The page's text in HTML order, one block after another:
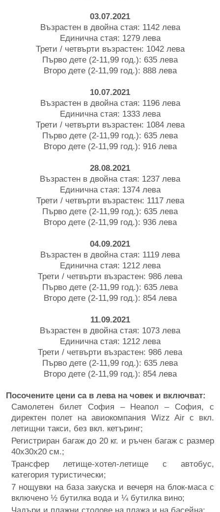
03.07.2021
Възрастен в двойна стая: 1142 лева
Единична стая: 1279 лева
Трети / четвърти възрастен: 1042 лева
Първо дете (2-11,99 год.): 635 лева
Второ дете (2-11,99 год.): 888 лева
10.07.2021
Възрастен в двойна стая: 1196 лева
Единична стая: 1333 лева
Трети / четвърти възрастен: 1084 лева
Първо дете (2-11,99 год.): 635 лева
Второ дете (2-11,99 год.): 916 лева
28.08.2021
Възрастен в двойна стая: 1237 лева
Единична стая: 1374 лева
Трети / четвърти възрастен: 1117 лева
Първо дете (2-11,99 год.): 635 лева
Второ дете (2-11,99 год.): 936 лева
04.09.2021
Възрастен в двойна стая: 1119 лева
Единична стая: 1212 лева
Трети / четвърти възрастен: 986 лева
Първо дете (2-11,99 год.): 635 лева
Второ дете (2-11,99 год.): 854 лева
11.09.2021
Възрастен в двойна стая: 1073 лева
Единична стая: 1212 лева
Трети / четвърти възрастен: 986 лева
Първо дете (2-11,99 год.): 635 лева
Второ дете (2-11,99 год.): 854 лева
Посочените цени са в лева на човек и включват:
Самолетен билет София – Неапол – София, с
директен полет на авиокомпания Wizz Air с вкл.
летищни такси, без вкл. кетъринг;
Регистриран багаж до 20 кг. и ръчен багаж с размер
40x30x20 см.;
Трансфер летище-хотел-летище с автобус,
категория туристически;
7 нощувки на база закуска и вечеря на блок-маса с
включено ½ бутилка вода и ¼ бутилка вино;
Чадъри и плажни столове на плажа и на басейна;